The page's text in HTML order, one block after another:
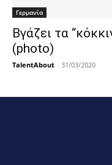
Γερμανία
Βγάζει τα
(photo)
TalentAbout - 31/03/2020